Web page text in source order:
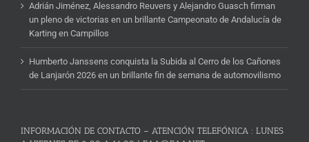
Adrián Jiménez, Alessandro Reuvers y Alejandro Guasch firman
un pleno de victorias en un brillante Campeonato de Andalucía de
Karting en Campillos
Humberto Janssens conquista la Subida al Cerro de los Cañones
de Lanjarón 2026 en un brillante fin de semana de automovilismo
INFORMACIÓN DE CONTACTO – ATENCIÓN TELEFÓNICA : LUNES